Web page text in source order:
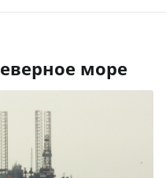
Северное море